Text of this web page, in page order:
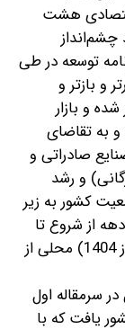
اقتصادی هشت
(سند چشم‌انداز
توسعه در طی
و بازتر و
و بازار
و به تقاضای
صادراتی و
و رشد
کشور به زیر
از شروع تا
پایان عمر آن سند «توسعه‌»ای (سند چشم‌انداز 1404) محلی از
سرمقاله اول
یافت که با